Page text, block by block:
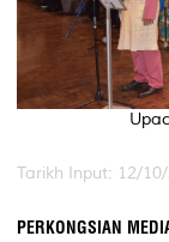
Tarikh Input: 12/10/
PERKONGSIAN